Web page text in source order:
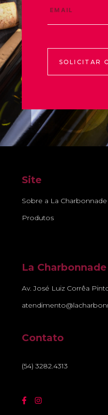
SOLICITAR
Site
Sobre a La Charbonnade
Produtos
La Charbonnade
Av. José Luiz Corrêa
Contato
(54) 3282.4313